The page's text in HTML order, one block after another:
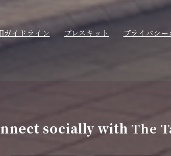
ガイドライン プレスキット プライバシー
socially with The